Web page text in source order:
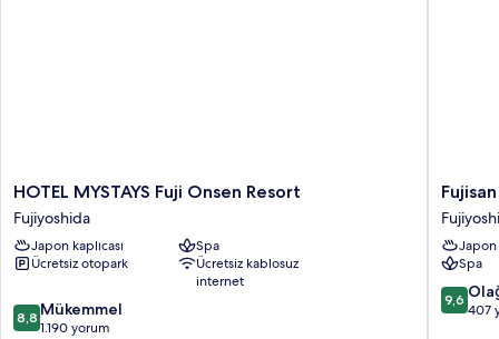
HOTEL
MYSTAYS
Fuji
Onsen
Resort
HOTEL MYSTAYS Fuji Onsen Resort
Fujiyoshida
Japon kaplıcası
Spa
Ücretsiz otopark
Ücretsiz kablosuz
internet
10
üzerinden
8,8 Mükemmel
1.190 yorum
Fujisan
Onsen
Bessho
SASAJapon
Spa
10
9,6
407